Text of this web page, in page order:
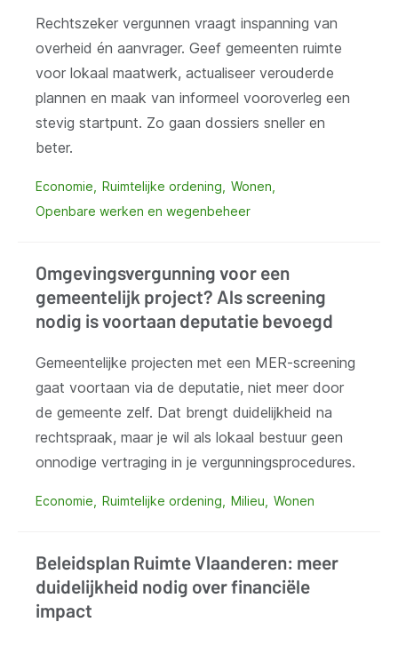
Rechtszeker vergunnen vraagt inspanning van
overheid én aanvrager. Geef gemeenten ruimte
voor lokaal maatwerk, actualiseer verouderde
plannen en maak van informeel vooroverleg een
stevig startpunt. Zo gaan dossiers sneller en
beter.
Economie Ruimtelijke ordening
Wonen
Openbare werken en wegenbeheer
Omgevingsvergunning voor een
gemeentelijk project? Als screening
nodig is voortaan deputatie bevoegd
Gemeentelijke projecten met een MER-screening
gaat voortaan via de deputatie, niet meer door
de gemeente zelf. Dat brengt duidelijkheid na
rechtspraak, maar je wil als lokaal bestuur geen
onnodige vertraging in je vergunningsprocedures.
Economie Ruimtelijke ordening Milieu Wonen
Beleidsplan Ruimte Vlaanderen: meer
duidelijkheid nodig over financiële
impact